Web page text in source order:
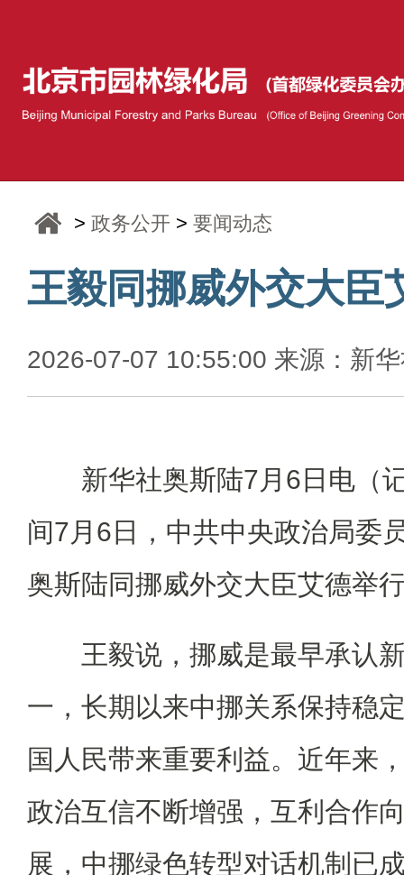
>政务公开 >要闻动态
王毅同挪威外交大臣
2026-07-07 10:55:00 来源：新
新华社奥斯陆7月6日电（
间7月6日，中共中央政治局委
奥斯陆同挪威外交大臣艾德举
王毅说，挪威是最早承认新
一，长期以来中挪关系保持稳
国人民带来重要利益。近年来
政治互信不断增强，互利合作
展，中挪绿色转型对话机制已